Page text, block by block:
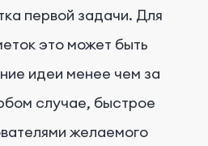
первой задачи. Для
это может быть
идеи менее чем за
случае, быстрое
желаемого